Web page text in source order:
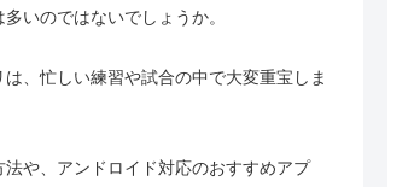
いのではないでしょうか。
、忙しい練習や試合の中で大変重宝しま
や、アンドロイド対応のおすすめアプ